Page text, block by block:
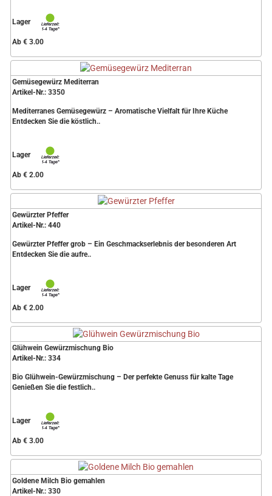
Lager
Ab € 3.00
Gemüsegewürz Mediterran
Artikel-Nr.: 3350
Mediterranes Gemüsegewürz – Aromatische Vielfalt für Ihre Küche
Entdecken Sie die köstlich..
Lager
Ab € 2.00
Gewürzter Pfeffer
Artikel-Nr.: 440
Gewürzter Pfeffer grob – Ein Geschmackserlebnis der besonderen Art
Entdecken Sie die aufre..
Lager
Ab € 2.00
Glühwein Gewürzmischung Bio
Artikel-Nr.: 334
Bio Glühwein-Gewürzmischung – Der perfekte Genuss für kalte Tage
Genießen Sie die festlich..
Lager
Ab € 3.00
Goldene Milch Bio gemahlen
Artikel-Nr.: 330